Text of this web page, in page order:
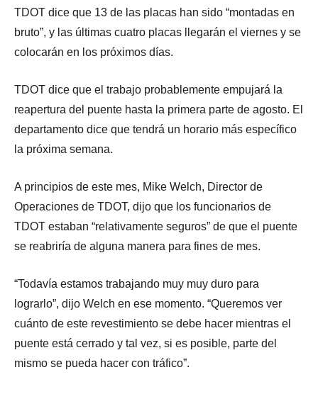
TDOT dice que 13 de las placas han sido “montadas en
bruto”, y las últimas cuatro placas llegarán el viernes y se
colocarán en los próximos días.
TDOT dice que el trabajo probablemente empujará la
reapertura del puente hasta la primera parte de agosto. El
departamento dice que tendrá un horario más específico
la próxima semana.
A principios de este mes, Mike Welch, Director de
Operaciones de TDOT, dijo que los funcionarios de
TDOT estaban “relativamente seguros” de que el puente
se reabriría de alguna manera para fines de mes.
“Todavía estamos trabajando muy muy duro para
lograrlo”, dijo Welch en ese momento. “Queremos ver
cuánto de este revestimiento se debe hacer mientras el
puente está cerrado y tal vez, si es posible, parte del
mismo se pueda hacer con tráfico”.